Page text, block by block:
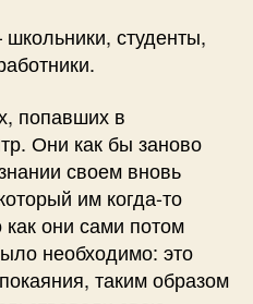
студенты,
попавших в
Они как бы заново
своем вновь
им когда-то
они сами потом
необходимо: это
таким образом